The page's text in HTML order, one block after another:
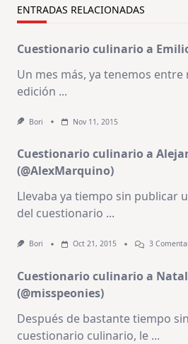
ENTRADAS RELACIONADAS
Cuestionario culinario a
Un mes más, ya tenemos
edición ...
Bori Nov 11, 2015
Cuestionario culinario a
(@AlexMarquino)
Llevaba ya tiempo sin publicar
del cuestionario ...
Bori Oct 21, 2015 3
Cuestionario culinario a
(@misspeonies)
Después de bastante tiempo
cuestionario culinario, le ...